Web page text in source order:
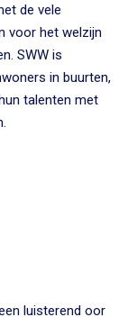
de vele
voor het welzijn
SWW is
in buurten,
talenten met
luisterend oor